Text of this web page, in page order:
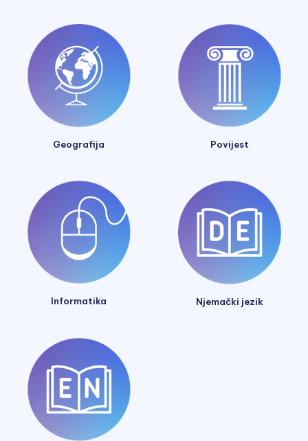
Geografija Povijest
Informatika Njemački jezik